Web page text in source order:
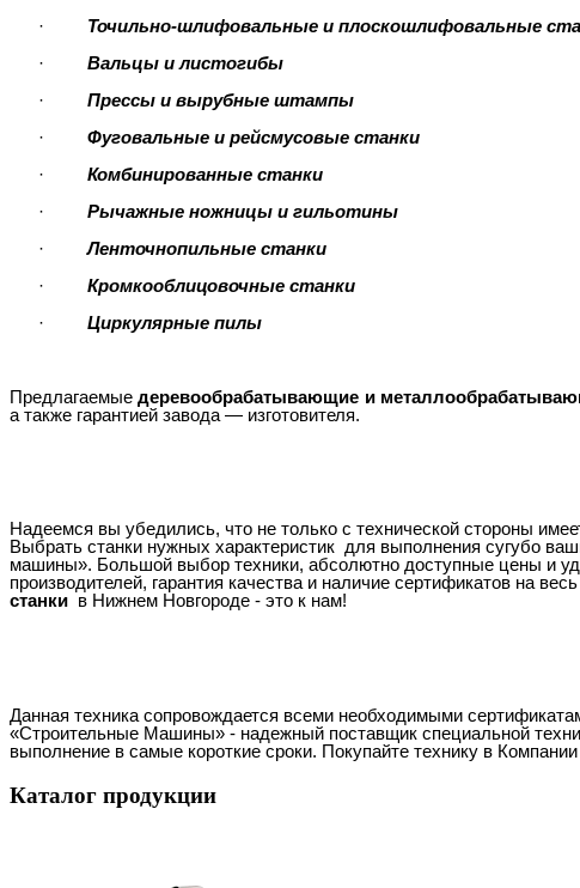
· Точильно-шлифовальные и плоскошлифовальные
· Вальцы и листогибы
· Прессы и вырубные штампы
· Фуговальные и рейсмусовые станки
· Комбинированные станки
· Рычажные ножницы и гильотины
·Ленточнопильные станки
· Кромкооблицовочные станки
· Циркулярные пилы
Предлагаемыедеревообрабатывающие и
а также гарантией завода — изготовителя.
Надеемся вы убедились, что не только с технической стороны
Выбрать станки нужных характеристик для выполнения сугубо
машины». Большой выбор техники, абсолютно доступные цены и
производителей, гарантия качества и наличие сертификатов на
станки в Нижнем Новгороде - это к нам!
Данная техника сопровождается всеми необходимыми
«Строительные Машины» - надежный поставщик специальной
выполнение в самые короткие сроки. Покупайте технику в
Каталог продукции